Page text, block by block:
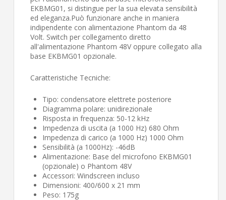
EKBMG01, si distingue per la sua elevata sensibilità
ed eleganza.Può funzionare anche in maniera
indipendente con alimentazione Phantom da 48
Volt. Switch per collegamento diretto
all'alimentazione Phantom 48V oppure collegato alla
base EKBMG01 opzionale.
Caratteristiche Tecniche:
Tipo: condensatore elettrete posteriore
Diagramma polare: unidirezionale
Risposta in frequenza: 50-12 kHz
Impedenza di uscita (a 1000 Hz) 680 Ohm
Impedenza di carico (a 1000 Hz) 1000 Ohm
Sensibilità (a 1000Hz): -46dB
Alimentazione: Base del microfono EKBMG01
(opzionale) o Phantom 48V
Accessori: Windscreen incluso
Dimensioni: 400/600 x 21 mm
Peso: 175g